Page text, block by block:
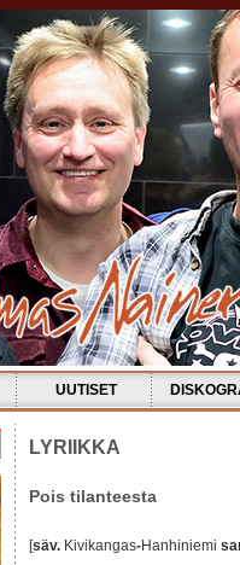
UUTISET
LYRIIKKA
Pois tilanteesta
[säv. Kivikangas-Hanhiniemi